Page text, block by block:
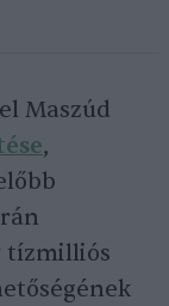
Maszúd
,
tízmilliós